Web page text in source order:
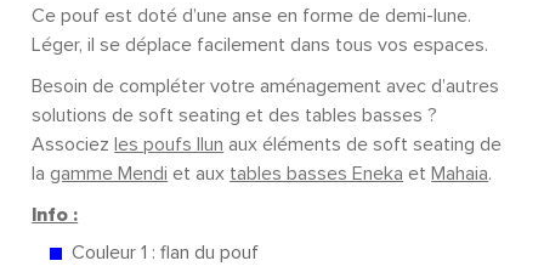
Ce pouf est doté d’une anse en forme de demi-lune.
Léger, il se déplace facilement dans tous vos espaces.
Besoin de compléter votre aménagement avec d’autres
solutions de soft seating et des tables basses ?
Associezles poufs Ilun aux éléments de soft seating de
la gamme Mendi et aux tables basses Eneka etMahaia.
Info :
Couleur 1 : flan du pouf